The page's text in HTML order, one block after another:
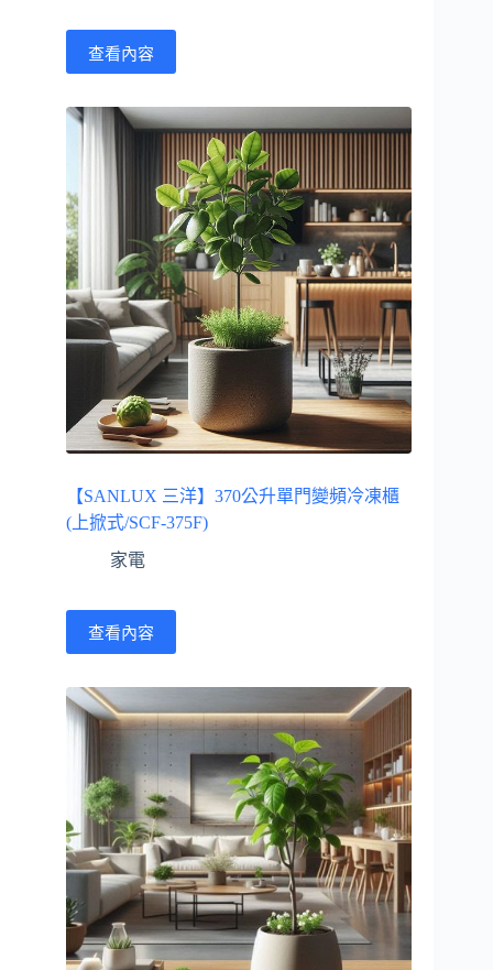
查看內容
【SANLUX 三洋】370公升單門變頻冷凍櫃
(上掀式/SCF-375F)
家電
查看內容